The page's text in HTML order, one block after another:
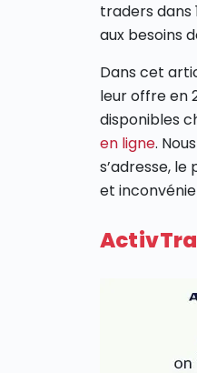
traders dans
aux besoins
Dans cet
leur offre en
disponibles
en ligne.
s’adresse,
et